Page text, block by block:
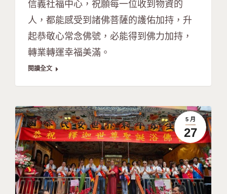
信義社福中心，祝願每一位收到物資的
人，都能感受到諸佛菩薩的護佑加持，升
起恭敬心常念佛號，必能得到佛力加持，
轉業轉運幸福美滿。
閱讀全文
5 月
27